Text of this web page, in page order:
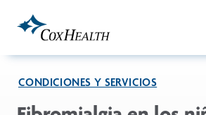
CONDICIONES Y SERVICIOS